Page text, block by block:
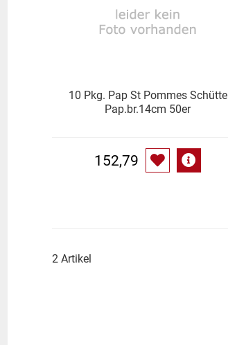
10 Pkg. Pap St Pommes Schütte
Pap.br.14cm 50er
152,79
2 Artikel